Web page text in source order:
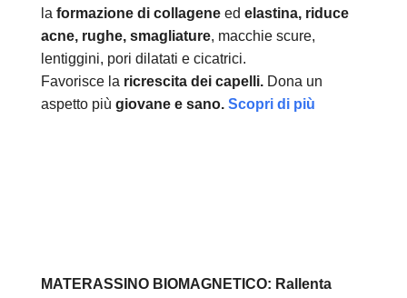
la formazione di collagene ed elastina, riduce
acne, rughe, smagliature, macchie scure,
lentiggini, pori dilatati e cicatrici.
Favorisce la ricrescita dei capelli. Dona un
aspetto più giovane e sano. Scopri di più
MATERASSINO BIOMAGNETICO: Rallenta